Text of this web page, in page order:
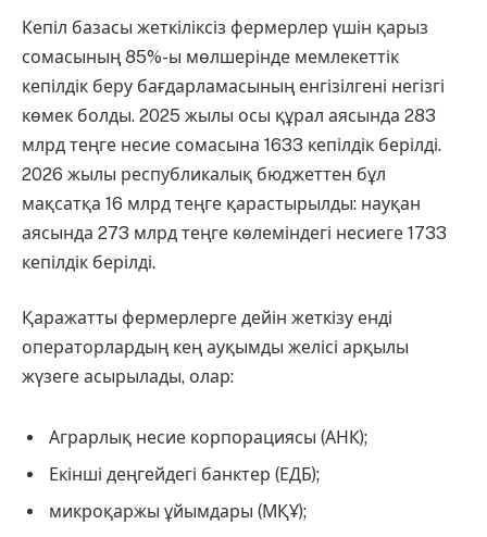
Кепіл базасы жеткіліксіз фермерлер үшін қарыз
сомасының 85%-ы мөлшерінде мемлекеттік
кепілдік беру бағдарламасының енгізілгені негізгі
көмек болды. 2025 жылы осы құрал аясында 283
млрд теңге несие сомасына 1633 кепілдік берілді.
2026 жылы республикалық бюджеттен бұл
мақсатқа 16 млрд теңге қарастырылды: науқан
аясында 273 млрд теңге көлеміндегі несиеге 1733
кепілдік берілді.
Қаражатты фермерлерге дейін жеткізу енді
операторлардың кең ауқымды желісі арқылы
жүзеге асырылады, олар:
Аграрлық несие корпорациясы (АНК);
Екінші деңгейдегі банктер (ЕДБ);
микроқаржы ұйымдары (МҚҰ);